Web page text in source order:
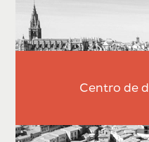
Centro de